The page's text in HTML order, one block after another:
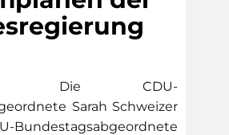
Die CDU-
Sarah Schweizer
Bundestagsabgeordnete